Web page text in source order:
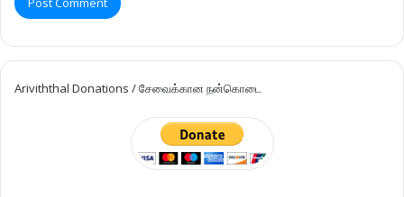
Ariviththal Donations / சேவைக்கான நன்கொடை